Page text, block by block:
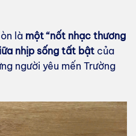
là một “nốt nhạc thương
nhịp sống tất bật của
người yêu mến Trường